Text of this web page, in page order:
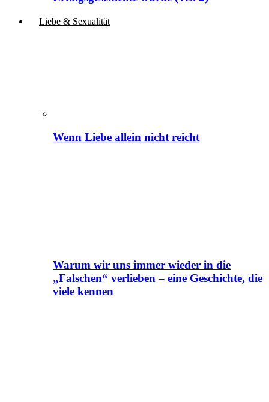
Liebe & Sexualität
Wenn Liebe allein nicht reicht
Warum wir uns immer wieder in die
„Falschen“ verlieben – eine Geschichte, die
viele kennen